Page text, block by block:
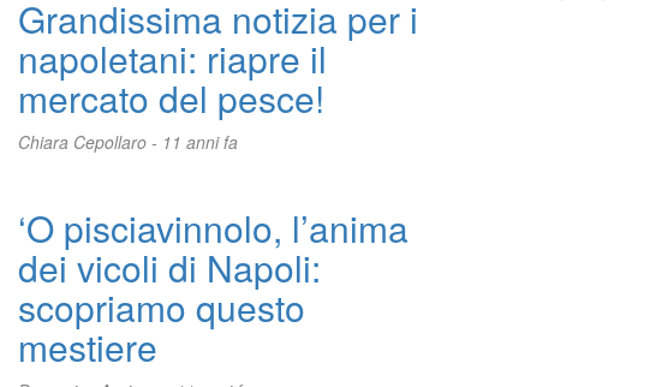
Grandissima notizia per i
napoletani: riapre il
mercato del pesce!
Chiara Cepollaro - 11 anni fa
‘O pisciavinnolo, l’anima
dei vicoli di Napoli:
scopriamo questo
mestiere